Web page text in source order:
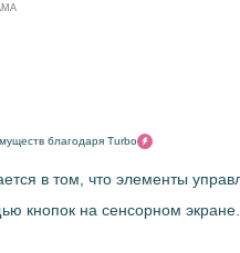
благодаря Turbo
в том, что элементы
кнопок на сенсорном экране.